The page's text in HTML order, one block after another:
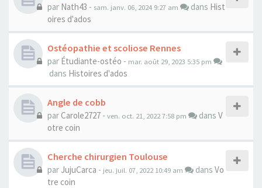
par Nath43 - sam. janv. 06, 2024 9:27 am dans Hist
oires d'ados
Ostéopathie et scoliose Rennes
par Étudiante-ostéo - mar. août 29, 2023 5:35 pm
dans Histoires d'ados
Angle de cobb
par Carole2727 - ven. oct. 21, 2022 7:58 pm dans V
otre coin
Cherche chirurgien Toulouse
par JujuCarca - jeu. juil. 07, 2022 10:49 am dans Vo
tre coin